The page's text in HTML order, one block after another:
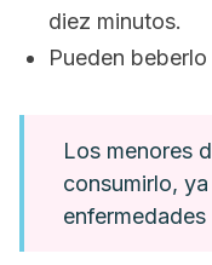
diez minutos.
Pueden
Los menores
consumirlo,